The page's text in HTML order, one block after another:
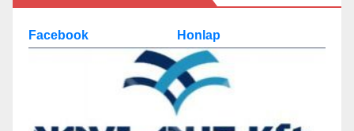
Facebook Honlap